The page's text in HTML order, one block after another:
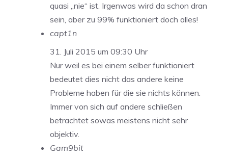
quasi „nie“ ist. Irgenwas wird da schon dran
sein, aber zu 99% funktioniert doch alles!
capt1n
31. Juli 2015 um 09:30 Uhr
Nur weil es bei einem selber funktioniert
bedeutet dies nicht das andere keine
Probleme haben für die sie nichts können.
Immer von sich auf andere schließen
betrachtet sowas meistens nicht sehr
objektiv.
Gam9bit